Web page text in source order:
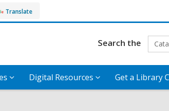
Translate
Search the
Digital Resources Get a Library